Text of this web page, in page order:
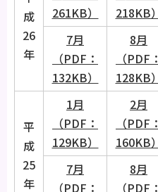
成
26
年
261KB）
218KB）
7月
（PDF：
132KB）
8月
（PDF：
128KB）
平
成
25
年
1月
（PDF：
129KB）
2月
（PDF：
160KB）
7月
（PDF：
8月
（PDF：